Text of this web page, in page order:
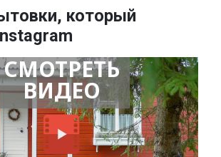
который
СМОТРЕТЬ
ВИДЕО